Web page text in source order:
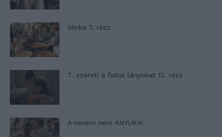
Minka 7. rész
T. szereti a fiatal lányokat 12. rész
A nevem nem ANYUKA!